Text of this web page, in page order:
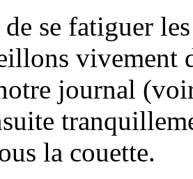
se fatiguer
vivement
journal
la couette.